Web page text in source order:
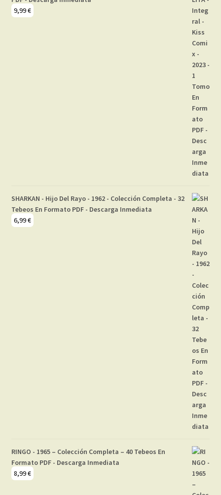
9,99€
SHARKAN - Hijo Del Rayo - 1962 - Colección Completa - 32
Tebeos En Formato PDF - Descarga Inmediata
6,99€
RINGO - 1965 – Colección Completa – 40 Tebeos En
Formato PDF - Descarga Inmediata
8,99€